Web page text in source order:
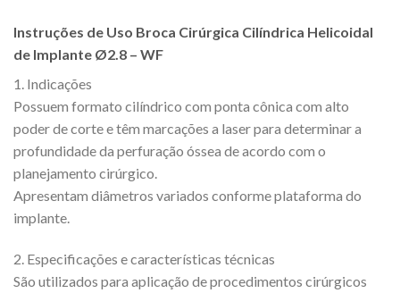
Instruções de Uso Broca Cirúrgica Cilíndrica Helicoidal
de Implante Ø2.8 – WF
1. Indicações
Possuem formato cilíndrico com ponta cônica com alto
poder de corte e têm marcações a laser para determinar a
profundidade da perfuração óssea de acordo com o
planejamento cirúrgico.
Apresentam diâmetros variados conforme plataforma do
implante.
2. Especificações e características técnicas
São utilizados para aplicação de procedimentos cirúrgicos